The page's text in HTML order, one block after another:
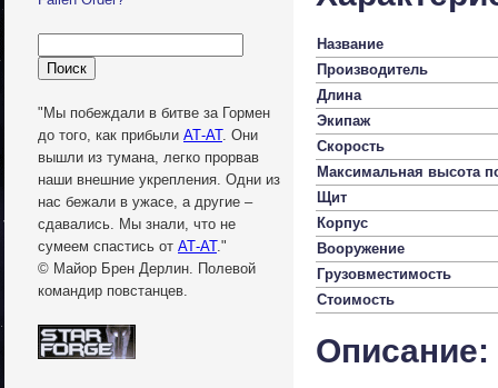
"Мы побеждали в битве за Гормен
до того, как прибыли АТ-АТ. Они
вышли из тумана, легко прорвав
наши внешние укрепления. Одни из
нас бежали в ужасе, а другие –
сдавались. Мы знали, что не
сумеем спастись от АТ-АТ."
© Майор Брен Дерлин. Полевой
командир повстанцев.
Название
Производитель
Длина
Экипаж
Скорость
Максимальная высота
Щит
Корпус
Вооружение
Грузовместимость
Стоимость
Описание: